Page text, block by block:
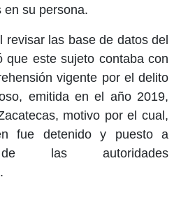
en su persona.
revisar las base de datos del
que este sujeto contaba con
vigente por el delito
emitida en el año 2019,
motivo por el cual,
fue detenido y puesto a
de las autoridades